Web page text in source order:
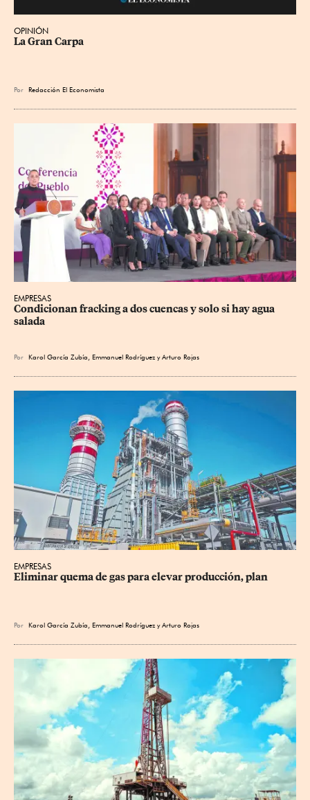
OPINIÓN
La Gran Carpa
Por Redacción El Economista
EMPRESAS
Condicionan fracking a dos cuencas y solo si hay agua
salada
Por Karol García Zubía, Emmanuel Rodríguez yArturo Rojas
EMPRESAS
Eliminar quema de gas para elevar producción, plan
Por Karol García Zubía Emmanuel Rodríguez yArturo Rojas